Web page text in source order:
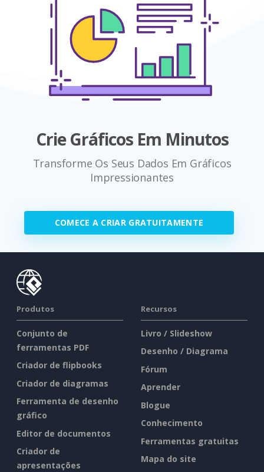
Crie Gráficos Em Minutos
Transforme Os Seus Dados Em Gráficos
Impressionantes
COMECE A CRIAR GRATUITAMENTE
Produtos
Conjunto de
ferramentas PDF
Criador de flipbooks
Criador de diagramas
Ferramenta de desenho
gráfico
Editor de documentos
Criador de
apresentações
Recursos
Livro / Slideshow
Desenho / Diagrama
Fórum
Aprender
Blogue
Conhecimento
Ferramentas gratuitas
Mapa do site